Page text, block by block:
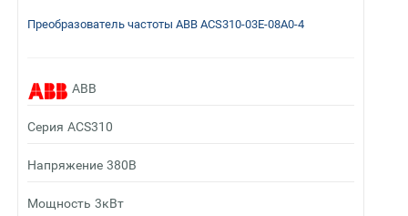
Преобразователь частоты ABB ACS310-03E-08A0-4
ABB
Серия ACS310
Напряжение 380В
Мощность 3кВт